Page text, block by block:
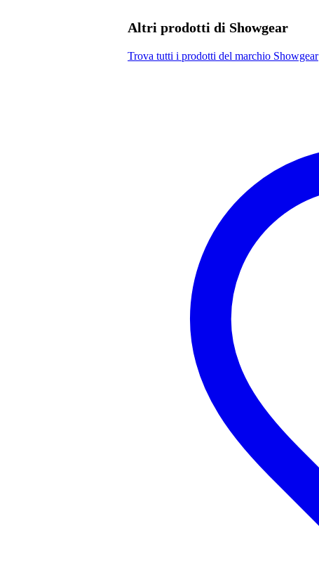
Altri prodotti di Showgear
Trova tutti i prodotti del marchio Showgear